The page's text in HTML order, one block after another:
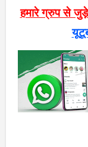
हमारे ग्रुप से जुड़े